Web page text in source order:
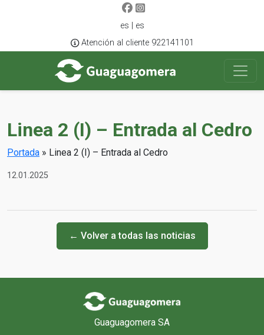
es | es
Atención al cliente 922141101
Linea 2 (I) – Entrada al Cedro
Portada » Linea 2 (I) – Entrada al Cedro
12.01.2025
← Volver a todas las noticias
Guaguagomera SA